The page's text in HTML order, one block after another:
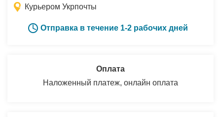
Курьером Укрпочты
Отправка в течение 1-2 рабочих дней
Оплата
Наложенный платеж, онлайн оплата